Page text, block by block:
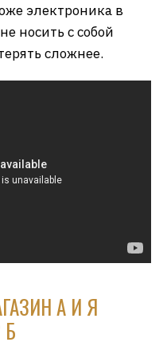
электроника в
носить с собой
сложнее.
А И Я